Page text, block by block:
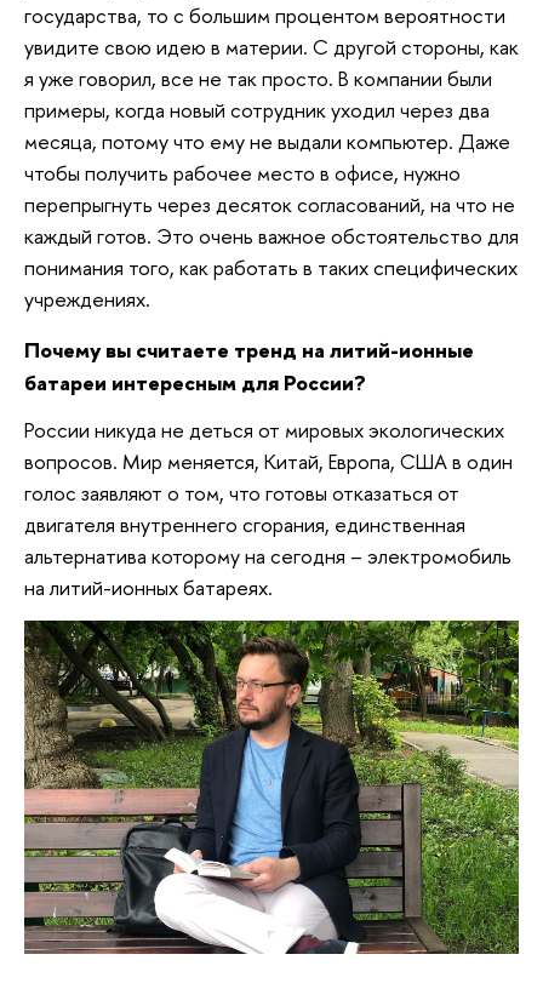
государства, то с большим процентом вероятности
увидите свою идею в материи. С другой стороны, как
я уже говорил, все не так просто. В компании были
примеры, когда новый сотрудник уходил через два
месяца, потому что ему не выдали компьютер. Даже
чтобы получить рабочее место в офисе, нужно
перепрыгнуть через десяток согласований, на что не
каждый готов. Это очень важное обстоятельство для
понимания того, как работать в таких специфических
учреждениях.
Почему вы считаете тренд на литий-ионные
батареи интересным для России?
России никуда не деться от мировых экологических
вопросов. Мир меняется, Китай, Европа, США в один
голос заявляют о том, что готовы отказаться от
двигателя внутреннего сгорания, единственная
альтернатива которому на сегодня – электромобиль
на литий-ионных батареях.